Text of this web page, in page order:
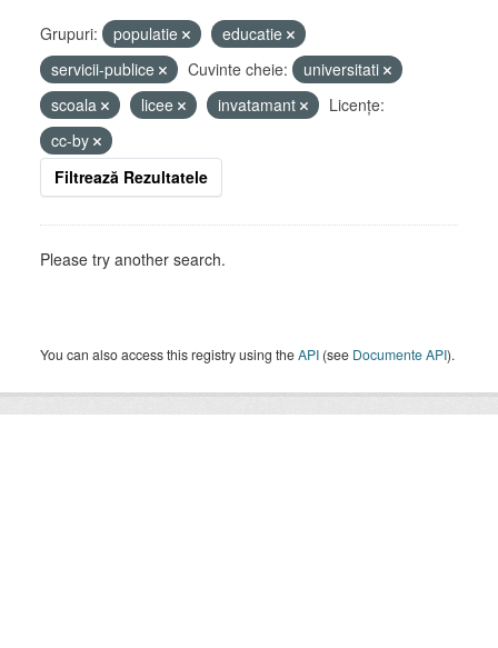
Grupuri: populatie
educatie
servicii-publice
Cuvinte cheie:
universitati
scoala
licee invatamant
Licenţe:
cc-by
Filtrează Rezultatele
Please try another search.
You can also access this registry using theAPI (see Documente API).